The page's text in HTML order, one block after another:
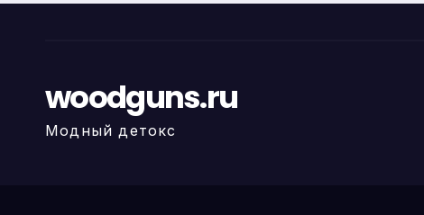
woodguns.ru
Модный детокс